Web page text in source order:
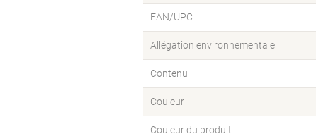
EAN/UPC
Allégation environnementale
Contenu
Couleur
Couleur du produit